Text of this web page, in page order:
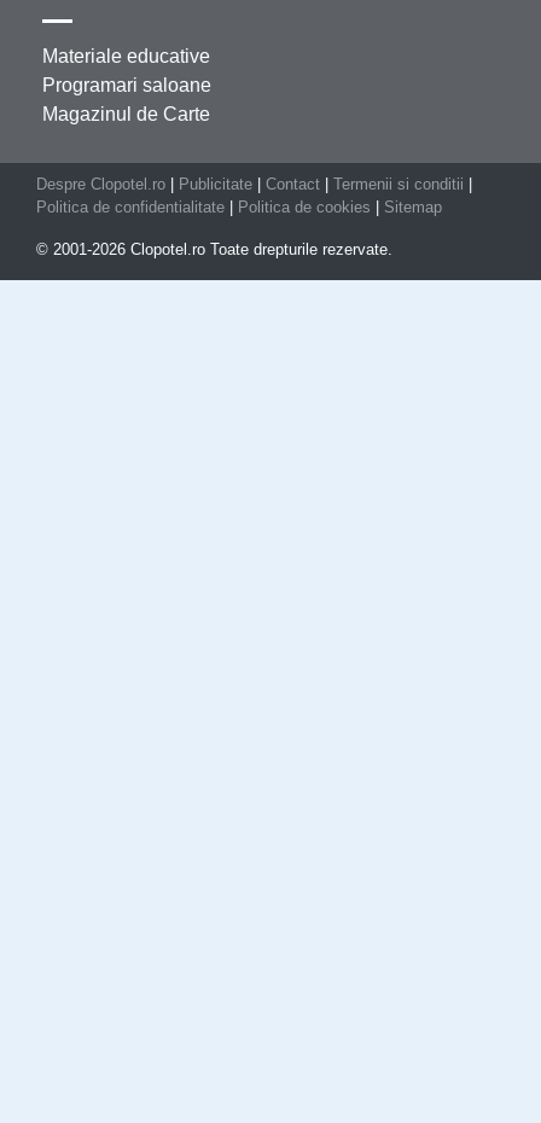
Materiale educative
Programari saloane
Magazinul de Carte
Despre Clopotel.ro Publicitate Contact Termenii si conditii
Politica de confidentialitate
Politica de cookies Sitemap
© 2001-2026 Clopotel.ro Toate drepturile rezervate.